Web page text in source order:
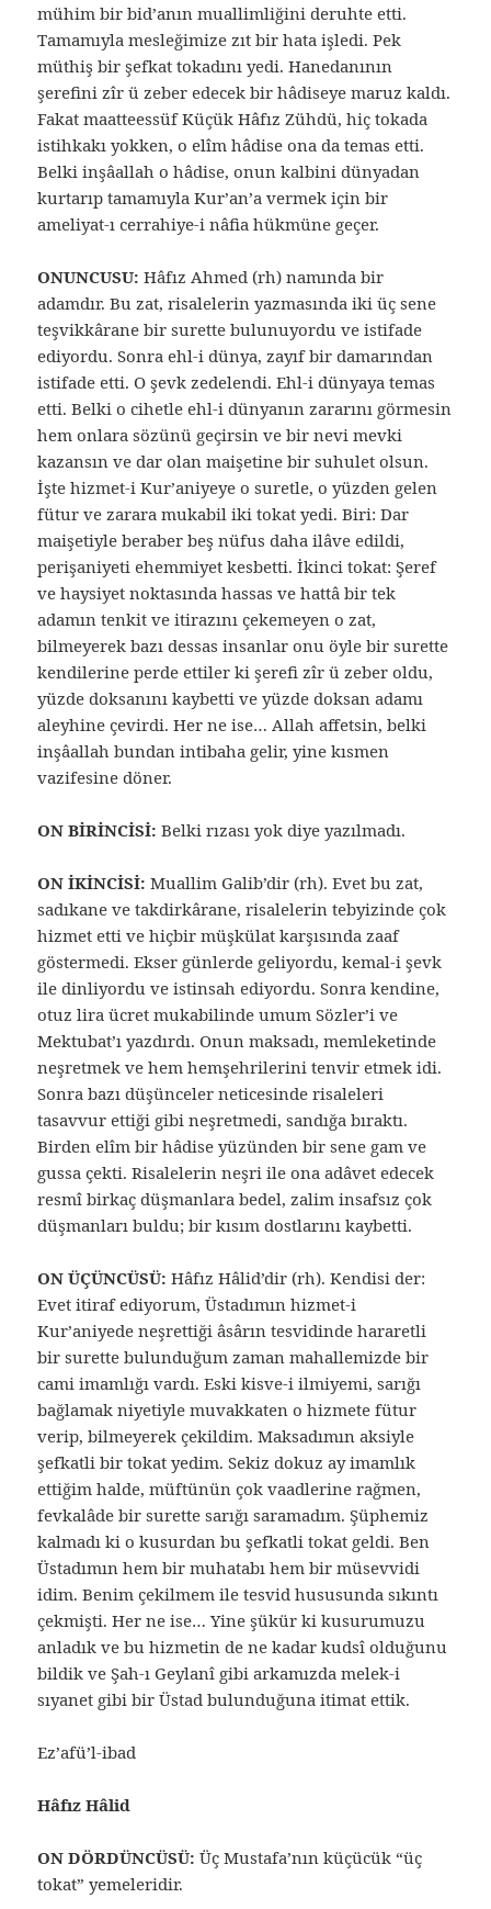
mühim bir bid’anın muallimliğini deruhte etti.
Tamamıyla mesleğimize zıt bir hata işledi. Pek
müthiş bir şefkat tokadını yedi. Hanedanının
şerefini zîr ü zeber edecek bir hâdiseye maruz kaldı.
Fakat maatteessüf Küçük Hâfız Zühdü, hiç tokada
istihkakı yokken, o elîm hâdise ona da temas etti.
Belki inşâallah o hâdise, onun kalbini dünyadan
kurtarıp tamamıyla Kur’an’a vermek için bir
ameliyat-ı cerrahiye-i nâfia hükmüne geçer.
ONUNCUSU: Hâfız Ahmed (rh) namında bir
adamdır. Bu zat, risalelerin yazmasında iki üç sene
teşvikkârane bir surette bulunuyordu ve istifade
ediyordu. Sonra ehl-i dünya, zayıf bir damarından
istifade etti. O şevk zedelendi. Ehl-i dünyaya temas
etti. Belki o cihetle ehl-i dünyanın zararını görmesin
hem onlara sözünü geçirsin ve bir nevi mevki
kazansın ve dar olan maişetine bir suhulet olsun.
İşte hizmet-i Kur’aniyeye o suretle, o yüzden gelen
fütur ve zarara mukabil iki tokat yedi. Biri: Dar
maişetiyle beraber beş nüfus daha ilâve edildi,
perişaniyeti ehemmiyet kesbetti. İkinci tokat: Şeref
ve haysiyet noktasında hassas ve hattâ bir tek
adamın tenkit ve itirazını çekemeyen o zat,
bilmeyerek bazı dessas insanlar onu öyle bir surette
kendilerine perde ettiler ki şerefi zîr ü zeber oldu,
yüzde doksanını kaybetti ve yüzde doksan adamı
aleyhine çevirdi. Her ne ise… Allah affetsin, belki
inşâallah bundan intibaha gelir, yine kısmen
vazifesine döner.
ON BİRİNCİSİ: Belki rızası yok diye yazılmadı.
ON İKİNCİSİ: Muallim Galib’dir (rh). Evet bu zat,
sadıkane ve takdirkârane, risalelerin tebyizinde çok
hizmet etti ve hiçbir müşkülat karşısında zaaf
göstermedi. Ekser günlerde geliyordu, kemal-i şevk
ile dinliyordu ve istinsah ediyordu. Sonra kendine,
otuz lira ücret mukabilinde umum Sözler’i ve
Mektubat’ı yazdırdı. Onun maksadı, memleketinde
neşretmek ve hem hemşehrilerini tenvir etmek idi.
Sonra bazı düşünceler neticesinde risaleleri
tasavvur ettiği gibi neşretmedi, sandığa bıraktı.
Birden elîm bir hâdise yüzünden bir sene gam ve
gussa çekti. Risalelerin neşri ile ona adâvet edecek
resmî birkaç düşmanlara bedel, zalim insafsız çok
düşmanları buldu; bir kısım dostlarını kaybetti.
ON ÜÇÜNCÜSÜ: Hâfız Hâlid’dir (rh). Kendisi der:
Evet itiraf ediyorum, Üstadımın hizmet-i
Kur’aniyede neşrettiği âsârın tesvidinde hararetli
bir surette bulunduğum zaman mahallemizde bir
cami imamlığı vardı. Eski kisve-i ilmiyemi, sarığı
bağlamak niyetiyle muvakkaten o hizmete fütur
verip, bilmeyerek çekildim. Maksadımın aksiyle
şefkatli bir tokat yedim. Sekiz dokuz ay imamlık
ettiğim halde, müftünün çok vaadlerine rağmen,
fevkalâde bir surette sarığı saramadım. Şüphemiz
kalmadı ki o kusurdan bu şefkatli tokat geldi. Ben
Üstadımın hem bir muhatabı hem bir müsevvidi
idim. Benim çekilmem ile tesvid hususunda sıkıntı
çekmişti. Her ne ise… Yine şükür ki kusurumuzu
anladık ve bu hizmetin de ne kadar kudsî olduğunu
bildik ve Şah-ı Geylanî gibi arkamızda melek-i
sıyanet gibi bir Üstad bulunduğuna itimat ettik.
Ez’afü’l-ibad
Hâfız Hâlid
ON DÖRDÜNCÜSÜ: Üç Mustafa’nın küçücük “üç
tokat” yemeleridir.